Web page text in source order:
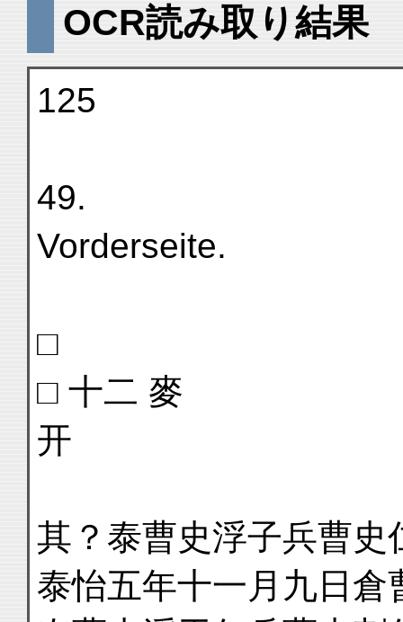
OCR読み取り結果
125
49.
Vorderseite.
□
□ 十二 麥
开
其？泰曹史浮子兵曹史
泰怡五年十一月九日倉